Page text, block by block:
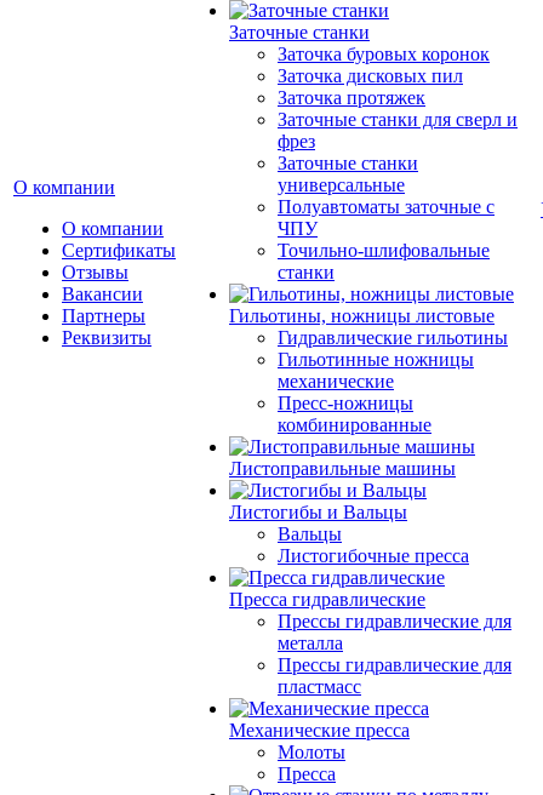
О компании
О компании
Сертификаты
Отзывы
Вакансии
Партнеры
Реквизиты
Заточные станки
Заточка буровых коронок
Заточка дисковых пил
Заточка протяжек
Заточные станки для сверл и
фрез
Заточные станки
универсальные
Полуавтоматы заточные с
ЧПУ
Точильно-шлифовальные
станки
Гильотины, ножницы листовые
Гидравлические гильотины
Гильотинные ножницы
механические
Пресс-ножницы
комбинированные
Листоправильные машины
Листогибы и Вальцы
Вальцы
Листогибочные пресса
Пресса гидравлические
Прессы гидравлические для
металла
Прессы гидравлические для
пластмасс
Механические пресса
Молоты
Пресса